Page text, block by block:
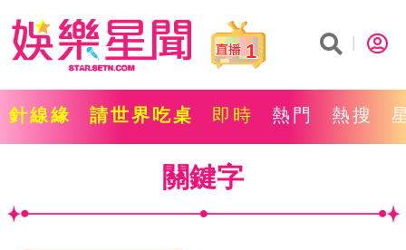
1
針線緣 請世界吃桌 即時 熱門 熱搜
關鍵字